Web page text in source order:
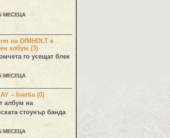
МЕСЕЦА
на DIMHOLT е
албум (3)
го усещат блек
МЕСЕЦА
– Inertia (0)
албум на
стоунър банда
МЕСЕЦА